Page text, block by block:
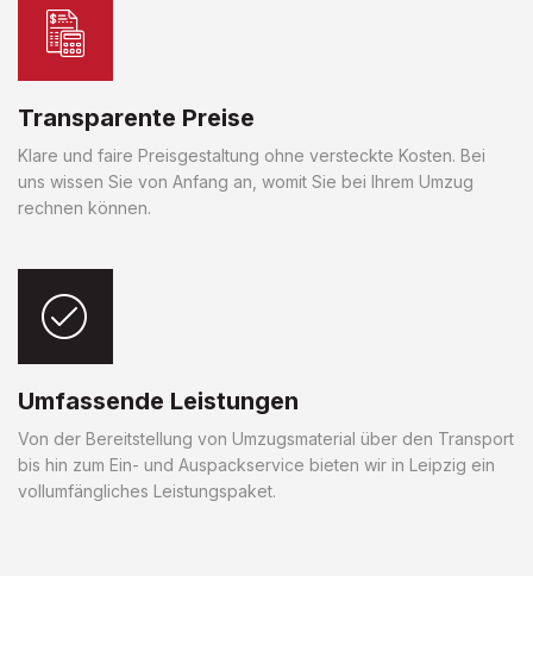
Transparente Preise
Klare und faire Preisgestaltung ohne versteckte Kosten. Bei
uns wissen Sie von Anfang an, womit Sie bei Ihrem Umzug
rechnen können.
Umfassende Leistungen
Von der Bereitstellung von Umzugsmaterial über den Transport
bis hin zum Ein- und Auspackservice bieten wir in Leipzig ein
vollumfängliches Leistungspaket.